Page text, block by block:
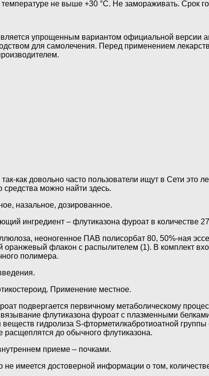
не выше +30 °С. Не замораживать. Срок
упрощенным вариантом официальной версии
для самолечения. Перед применением
как довольно часто пользователи ищут в Сети это
можно найти здесь.
назальное, дозированное.
ингредиент – флутиказона фуроат в
неоногенное ПАВ полисорбат 80, 50%-ная
оранжевый флакон с распылителем (1). В комплект
полимера.
Применение местное.
подвергается первичному метаболическому
флутиказона фуроат с плазменными
веществ гидролиза S-фторметилкабротиоатной
расщеплятся до обычного флутиказона.
приеме – почками.
не имеется достоверной информации о том,